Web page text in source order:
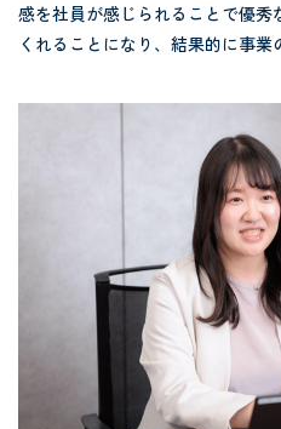
感を社員が感じられることで優秀
くれることになり、結果的に事業